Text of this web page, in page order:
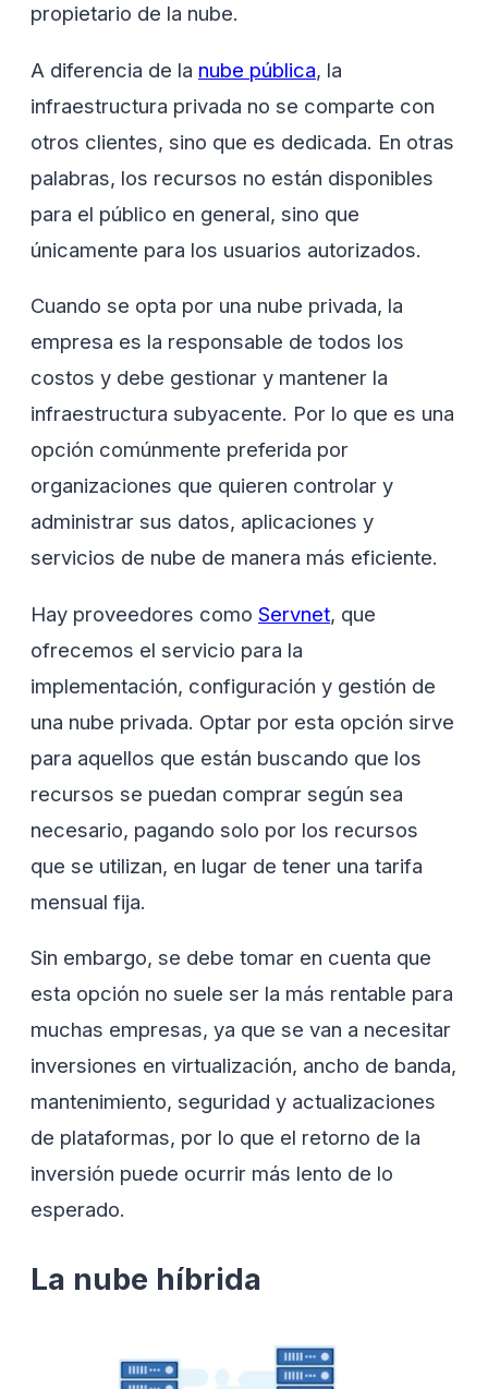
propietario de la nube.
A diferencia de la nube pública, la
infraestructura privada no se comparte con
otros clientes, sino que es dedicada. En otras
palabras, los recursos no están disponibles
para el público en general, sino que
únicamente para los usuarios autorizados.
Cuando se opta por una nube privada, la
empresa es la responsable de todos los
costos y debe gestionar y mantener la
infraestructura subyacente. Por lo que es una
opción comúnmente preferida por
organizaciones que quieren controlar y
administrar sus datos, aplicaciones y
servicios de nube de manera más eficiente.
Hay proveedores como Servnet, que
ofrecemos el servicio para la
implementación, configuración y gestión de
una nube privada. Optar por esta opción sirve
para aquellos que están buscando que los
recursos se puedan comprar según sea
necesario, pagando solo por los recursos
que se utilizan, en lugar de tener una tarifa
mensual fija.
Sin embargo, se debe tomar en cuenta que
esta opción no suele ser la más rentable para
muchas empresas, ya que se van a necesitar
inversiones en virtualización, ancho de banda,
mantenimiento, seguridad y actualizaciones
de plataformas, por lo que el retorno de la
inversión puede ocurrir más lento de lo
esperado.
La nube híbrida